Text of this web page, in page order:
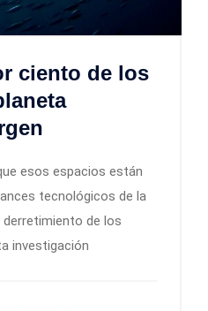
ciento de los
esos espacios están
tecnológicos de la
de los
investigación